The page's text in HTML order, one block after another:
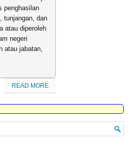
penghasilan
tunjangan, dan
atau diperoleh
negeri
atau jabatan,
READ MORE